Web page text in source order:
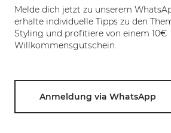
Melde dich jetzt zu unserem
erhalte individuelle Tipps zu den
Styling und profitiere von einem 10€
Willkommensgutschein.
Anmeldung via WhatsApp